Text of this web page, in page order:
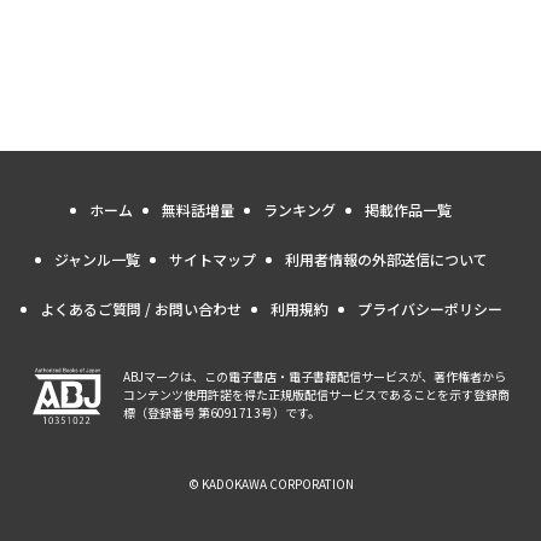
ホーム 無料話増量 ランキング 掲載作品一覧
ジャンル一覧 サイトマップ 利用者情報の外部送信について
よくあるご質問 / お問い合わせ 利用規約 プライバシーポリシー
ABJマークは、この電子書店・電子書籍配信サービスが、著作権者から
コンテンツ使用許諾を得た正規版配信サービスであることを示す登録商
標（登録番号 第6091713号）です。
© KADOKAWA CORPORATION